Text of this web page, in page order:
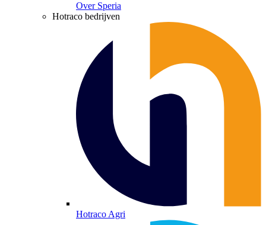
Over Speria
Hotraco bedrijven
Hotraco Agri